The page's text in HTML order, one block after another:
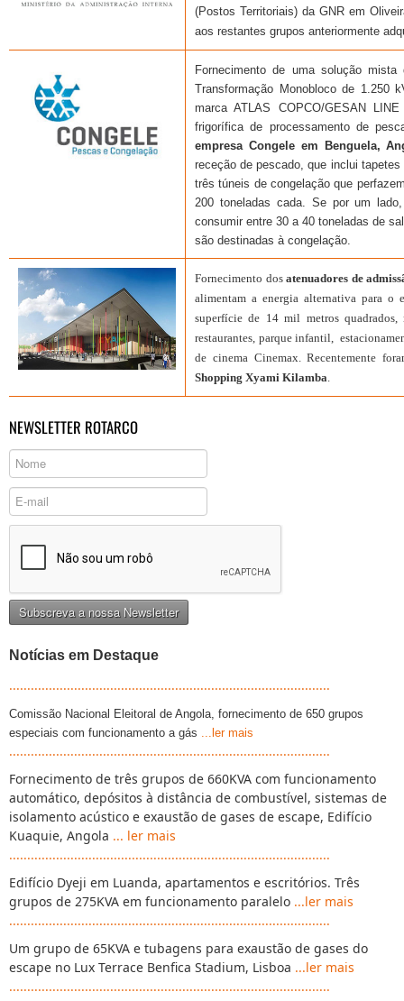
(Postos Territoriais) da GNR em
aos restantes grupos anteriormente
Fornecimento de uma solução
Transformação Monobloco de 1.250
marca ATLAS COPCO/GESAN
frigorífica de processamento de
empresa Congele em Benguela,
receção de pescado, que inclui
três túneis de congelação que
200 toneladas cada. Se por um
consumir entre 30 a 40 toneladas de
são destinadas à congelação.
Fornecimento dosatenuadores de
alimentam a energia alternativa para o
superfície de 14 mil metros
restaurantes, parque infantil,
de cinema Cinemax. Recentemente
Shopping Xyami Kilamba
NEWSLETTER ROTARCO
Notícias em Destaque
.........................................................................................
Comissão Nacional Eleitoral de Angola, fornecimento de 650 grupos
especiais com funcionamento a gás ...ler mais
.........................................................................................
Fornecimento de três grupos de 660KVA com funcionamento
automático, depósitos à distância de combustível, sistemas de
isolamento acústico e exaustão de gases de escape, Edifício
Kuaquie, Angola ... ler mais
.........................................................................................
Edifício Dyeji em Luanda, apartamentos e escritórios. Três
grupos de 275KVA em funcionamento paralelo ...ler mais
.........................................................................................
Um grupo de 65KVA e tubagens para exaustão de gases do
escape no Lux Terrace Benfica Stadium, Lisboa ...ler mais
.........................................................................................